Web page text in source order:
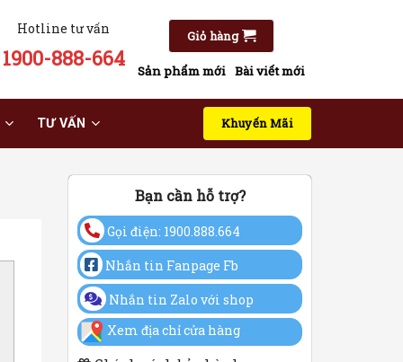
Hotline tư vấn
1900-888-664
Giỏ hàng
Sản phẩm mới Bài viết mới
TƯ VẤN Khuyến Mãi
Bạn cần hỗ trợ?
Gọi điện: 1900.888.664
Nhắn tin Fanpage Fb
Nhắn tin Zalo với shop
Xem địa chỉ cửa hàng